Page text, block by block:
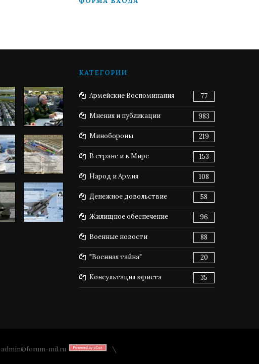
КАТЕГОРИИ
Армейские Воспоминания 77
Мнения и публикации 983
Минобороны 219
В стране и в Мире 153
Народ и Армия 108
Денежное довольствие 58
Жилищное обеспечение 96
Военные новости 88
"Военная тайна" 20
Консультация юриста 35
admin@forum-mil.ru